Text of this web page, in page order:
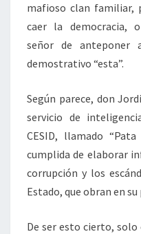
mafioso clan familiar,
caer la democracia,
señor de anteponer
demostrativo “esta”.
Según parece, don
servicio de
CESID, llamado
cumplida de elaborar
corrupción y los
Estado, que obran en su
De ser esto cierto,